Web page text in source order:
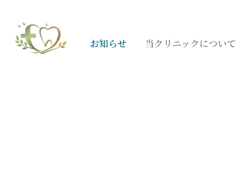
お知らせ 当クリニックについて